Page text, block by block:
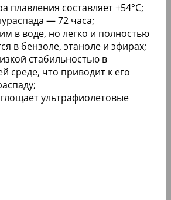
плавления составляет +54°С;
— 72 часа;
в воде, но легко и полностью
в бензоле, этаноле и эфирах;
стабильностью в
среде, что приводит к его
ультрафиолетовые